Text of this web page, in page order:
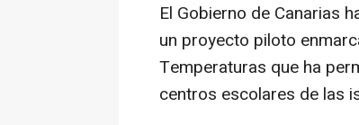
El Gobierno de Canarias
un proyecto piloto
Temperaturas que ha
centros escolares de las